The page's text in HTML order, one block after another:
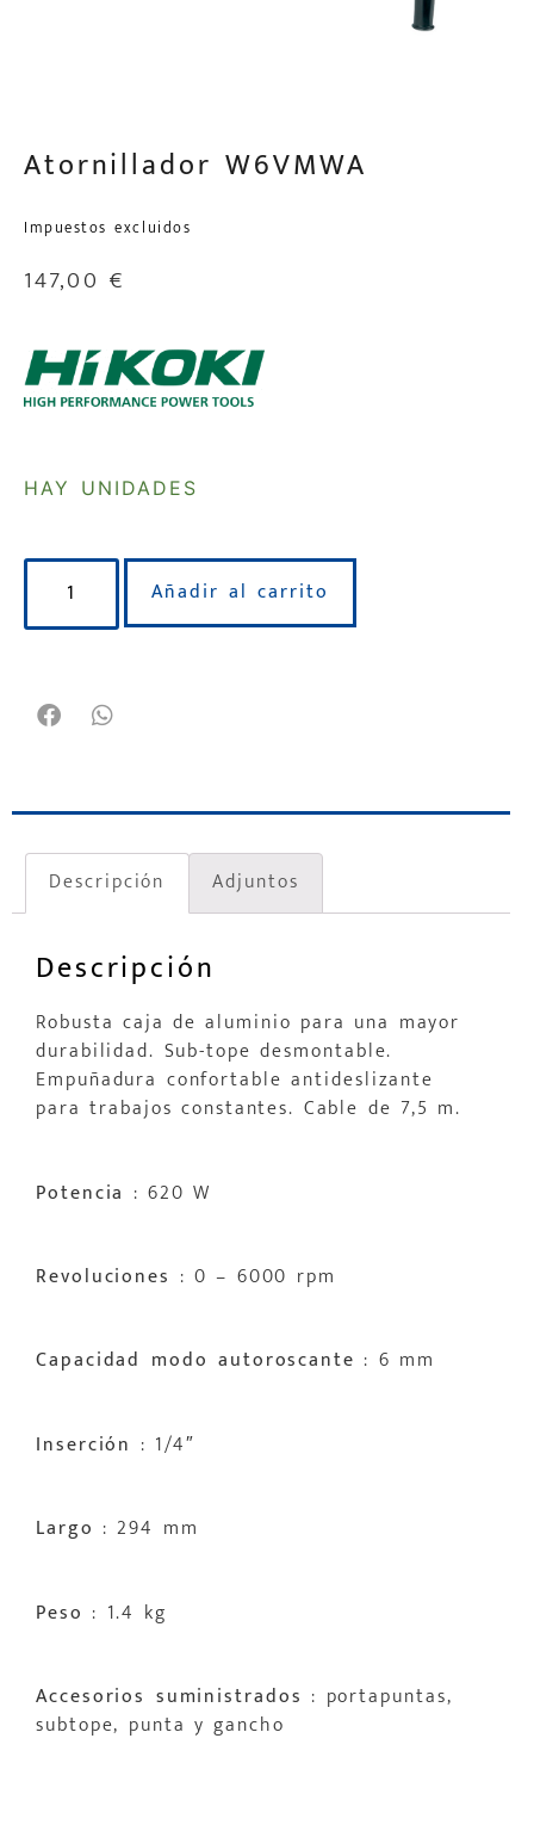
Atornillador W6VMWA
Impuestos excluidos
147,00€
HAY UNIDADES
Añadir al carrito
Descripción Adjuntos
Descripción
Robusta caja de aluminio para una mayor
durabilidad. Sub-tope desmontable.
Empuñadura confortable antideslizante
para trabajos constantes. Cable de 7,5 m.
Potencia : 620 W
Revoluciones : 0 – 6000 rpm
Capacidad modo autoroscante : 6 mm
Inserción : 1/4″
Largo : 294 mm
Peso : 1.4 kg
Accesorios suministrados : portapuntas,
subtope, punta y gancho